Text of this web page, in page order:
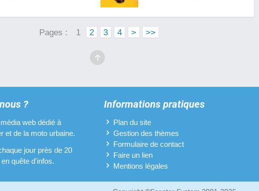
Pages : 1 2 3 4 > >>
?
web dédié à
et de la moto urbaine.
jour près de 20
quête d'infos.
Informations pratiques
Plan du site
Gestion des thèmes
Formulaire de contact
Faire un lien
Mentions légales